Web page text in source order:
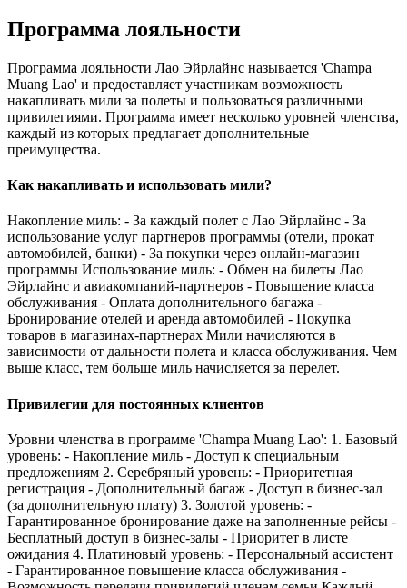
Программа лояльности
Программа лояльности Лао Эйрлайнс называется 'Champa
Muang Lao' и предоставляет участникам возможность
накапливать мили за полеты и пользоваться различными
привилегиями. Программа имеет несколько уровней членства,
каждый из которых предлагает дополнительные
преимущества.
Как накапливать и использовать мили?
Накопление миль: - За каждый полет с Лао Эйрлайнс - За
использование услуг партнеров программы (отели, прокат
автомобилей, банки) - За покупки через онлайн-магазин
программы Использование миль: - Обмен на билеты Лао
Эйрлайнс и авиакомпаний-партнеров - Повышение класса
обслуживания - Оплата дополнительного багажа -
Бронирование отелей и аренда автомобилей - Покупка
товаров в магазинах-партнерах Мили начисляются в
зависимости от дальности полета и класса обслуживания. Чем
выше класс, тем больше миль начисляется за перелет.
Привилегии для постоянных клиентов
Уровни членства в программе 'Champa Muang Lao': 1. Базовый
уровень: - Накопление миль - Доступ к специальным
предложениям 2. Серебряный уровень: - Приоритетная
регистрация - Дополнительный багаж - Доступ в бизнес-зал
(за дополнительную плату) 3. Золотой уровень: -
Гарантированное бронирование даже на заполненные рейсы -
Бесплатный доступ в бизнес-залы - Приоритет в листе
ожидания 4. Платиновый уровень: - Персональный ассистент
- Гарантированное повышение класса обслуживания -